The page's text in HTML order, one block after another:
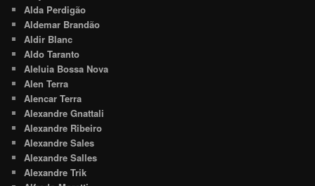
Alda Perdigão
Aldemar Brandão
Aldir Blanc
Aldo Taranto
Aleluia Bossa Nova
Alen Terra
Alencar Terra
Alexandre Gnattali
Alexandre Ribeiro
Alexandre Sales
Alexandre Salles
Alexandre Trik